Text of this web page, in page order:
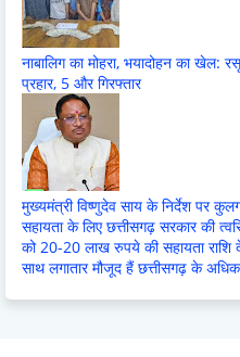
नाबालिग का मोहरा, भयादोहन का खेल:
प्रहार, 5 और गिरफ्तार
मुख्यमंत्री विष्णुदेव साय के निर्देश पर
सहायता के लिए छत्तीसगढ़ सरकार की
को 20-20 लाख रुपये की सहायता राशि
साथ लगातार मौजूद हैं छत्तीसगढ़ के